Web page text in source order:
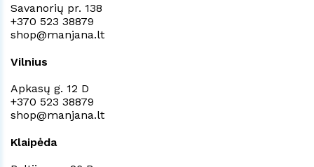
Savanorių pr. 138
+370 523 38879
shop@manjana.lt
Vilnius
Apkasų g. 12 D
+370 523 38879
shop@manjana.lt
Klaipėda